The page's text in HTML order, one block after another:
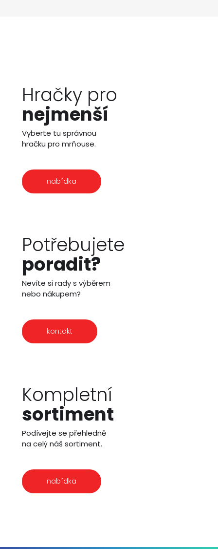
Hračky pro
nejmenší
Vyberte tu správnou
hračku pro mrňouse.
nabídka
Potřebujete
poradit?
Nevíte si rady s výběrem
nebo nákupem?
kontakt
Kompletní
sortiment
Podívejte se přehledně
na celý náš sortiment.
nabídka